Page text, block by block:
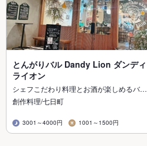
とんがりバル Dandy Lion ダンディ
ライオン
シェフこだわり料理とお酒が楽しめるバ…
創作料理/七日町
3001～4000円 1001～1500円